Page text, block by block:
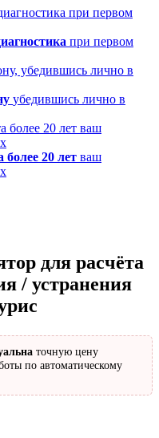
при первом
убедившись лично в
20 лет ваш
для расчёта
/ устранения
точную цену
по автоматическому